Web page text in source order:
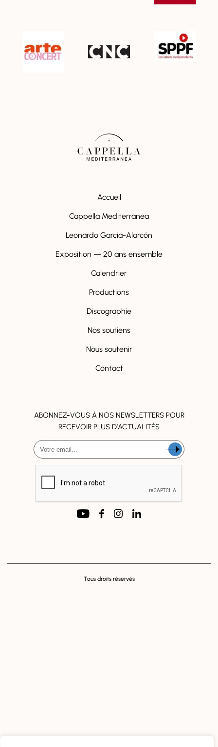
Accueil
Cappella Mediterranea
Leonardo García-Alarcón
Exposition — 20 ans ensemble
Calendrier
Productions
Discographie
Nos soutiens
Nous soutenir
Contact
ABONNEZ-VOUS À NOS NEWSLETTERS POUR
RECEVOIR PLUS D’ACTUALITÉS
Tous droits réservés